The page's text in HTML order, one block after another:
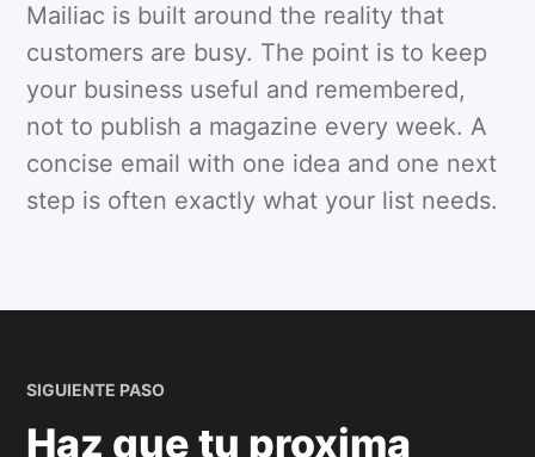
Mailiac is built around the reality that
customers are busy. The point is to keep
your business useful and remembered,
not to publish a magazine every week. A
concise email with one idea and one next
step is often exactly what your list needs.
SIGUIENTE PASO
Haz que tu proxima